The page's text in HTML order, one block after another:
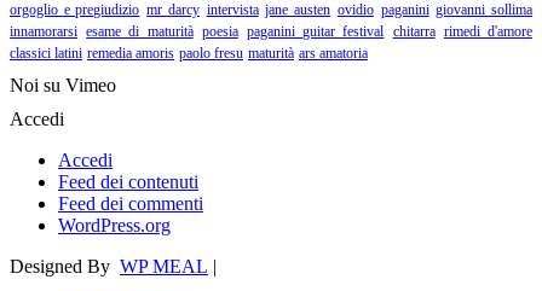
orgoglio e pregiudizio mr darcy intervista jane austen ovidio paganini giovanni sollima
innamorarsi esame di maturità poesia paganini guitar festival chitarra rimedi d'amore
classici latini remedia amoris paolo fresu maturità ars amatoria
Noi su Vimeo
Accedi
Accedi
Feed dei contenuti
Feed dei commenti
WordPress.org
Designed By WP MEAL |